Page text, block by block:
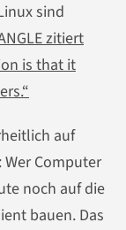
sind
zitiert
is that it
auf
Computer
noch auf die
bauen. Das